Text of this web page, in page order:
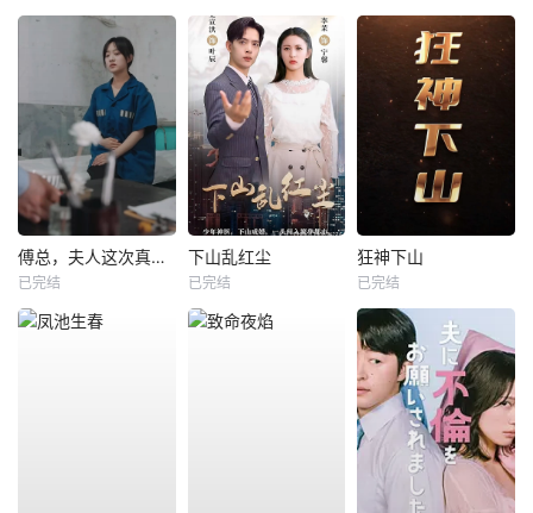
傅总，夫人这次真的死了
已完结
下山乱红尘
已完结
狂神下山
已完结